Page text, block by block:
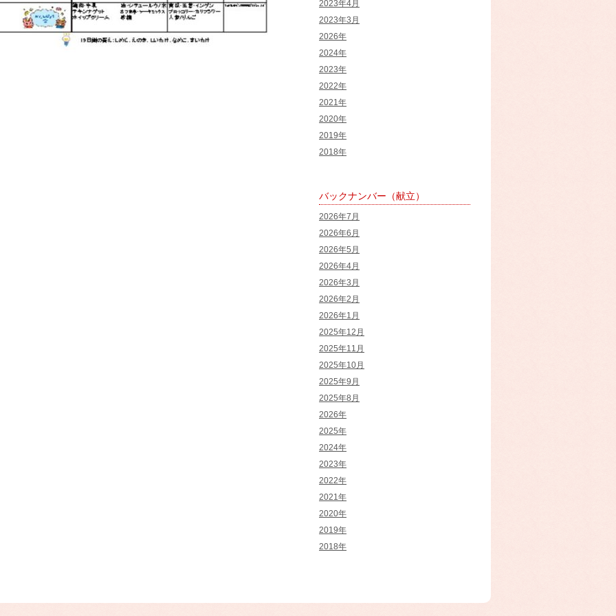
2023年4月
2023年3月
2026年
2024年
2023年
2022年
2021年
2020年
2019年
2018年
バックナンバー（献立）
2026年7月
2026年6月
2026年5月
2026年4月
2026年3月
2026年2月
2026年1月
2025年12月
2025年11月
2025年10月
2025年9月
2025年8月
2026年
2025年
2024年
2023年
2022年
2021年
2020年
2019年
2018年